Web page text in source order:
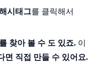
시태그를 클릭해서
찾아 볼 수 도 있죠. 이
면 직접 만들 수 있어요.